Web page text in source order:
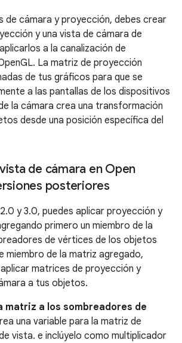
de cámara y proyección, debes crear
y una vista de cámara de
a la canalización de
La matriz de proyección
de tus gráficos para que se
a las pantallas de los dispositivos
la cámara crea una transformación
desde una posición específica del
de cámara en Open
posteriores
2.0 y 3.0, puedes aplicar proyección y
primero un miembro de la
de vértices de los objetos
miembro de la matriz agregado,
matrices de proyección y
a tus objetos.
matriz a los sombreadores de
una variable para la matriz de
vista. e inclúyelo como multiplicador